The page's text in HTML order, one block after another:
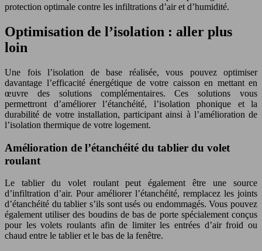
protection optimale contre les infiltrations d’air et d’humidité.
Optimisation de l’isolation : aller plus
loin
Une fois l’isolation de base réalisée, vous pouvez optimiser
davantage l’efficacité énergétique de votre caisson en mettant en
œuvre des solutions complémentaires. Ces solutions vous
permettront d’améliorer l’étanchéité, l’isolation phonique et la
durabilité de votre installation, participant ainsi à l’amélioration de
l’isolation thermique de votre logement.
Amélioration de l’étanchéité du tablier du volet
roulant
Le tablier du volet roulant peut également être une source
d’infiltration d’air. Pour améliorer l’étanchéité, remplacez les joints
d’étanchéité du tablier s’ils sont usés ou endommagés. Vous pouvez
également utiliser des boudins de bas de porte spécialement conçus
pour les volets roulants afin de limiter les entrées d’air froid ou
chaud entre le tablier et le bas de la fenêtre.